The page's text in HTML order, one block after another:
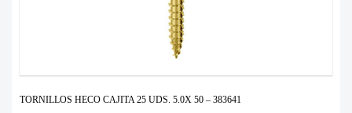
TORNILLOS HECO CAJITA 25 UDS. 5.0X 50 – 383641